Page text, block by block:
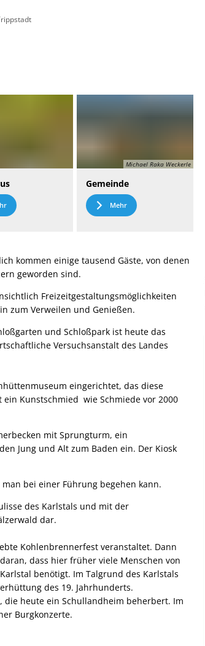
Michael Raka Weckerle
Gemeinde
Mehr
kommen einige tausend Gäste, von denen
geworden sind.
Freizeitgestaltungsmöglichkeiten
zum Verweilen und Genießen.
und Schloßpark ist heute das
Versuchsanstalt des Landes
eingerichtet, das diese
Kunstschmied wie Schmiede vor 2000
mit Sprungturm, ein
Jung und Alt zum Baden ein. Der Kiosk
bei einer Führung begehen kann.
des Karlstals und mit der
dar.
Kohlenbrennerfest veranstaltet. Dann
dass hier früher viele Menschen von
benötigt. Im Talgrund des Karlstals
des 19. Jahrhunderts.
die heute ein Schullandheim beherbert. Im
Burgkonzerte.